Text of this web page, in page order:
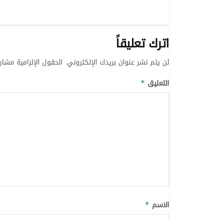
اترك تعليقاً
لن يتم نشر عنوان بريدك الإلكتروني. الحقول الإلزامية
التعليق *
الاسم *